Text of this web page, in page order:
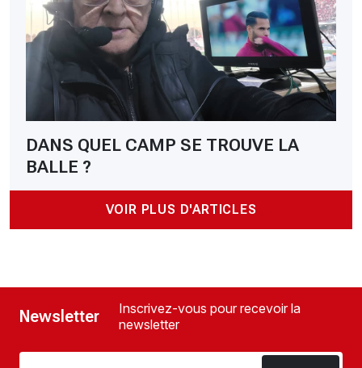
DANS QUEL CAMP SE TROUVE LA
BALLE ?
VOIR PLUS D'ARTICLES
Newsletter
Inscrivez-vous pour recevoir la
newsletter